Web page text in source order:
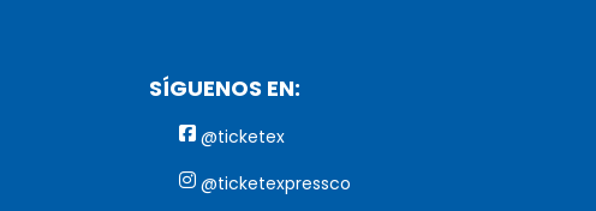
SÍGUENOS EN:
@ticketex
@ticketexpressco